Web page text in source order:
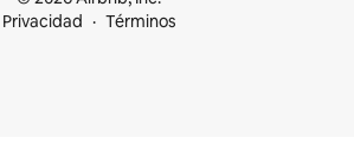
Privacidad
Términos